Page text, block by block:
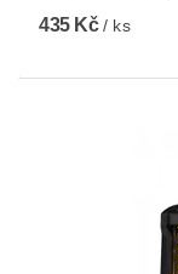
435 Kč/ ks